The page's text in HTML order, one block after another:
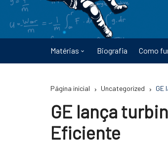
Matérias
Energia
Física
Biografia Como
Página inicial Uncategorized GE
GE lança
Eficiente